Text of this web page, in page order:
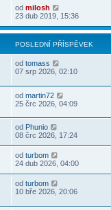
od milosh
23 dub 2019, 15:36
POSLEDNÍ PŘÍSPĚVEK
od tomass
07 srp 2026, 02:10
od martin72
25 črc 2026, 04:09
od Phunio
08 črc 2026, 17:24
od turbom
24 dub 2026, 04:00
od turbom
10 bře 2026, 20:06